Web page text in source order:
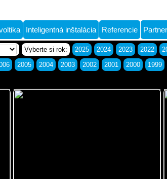
Inteligentná inštalácia Referencie
Vyberte si rok: 2025 2024 2023 2022
2005 2004 2003 2002 2001 2000 1999